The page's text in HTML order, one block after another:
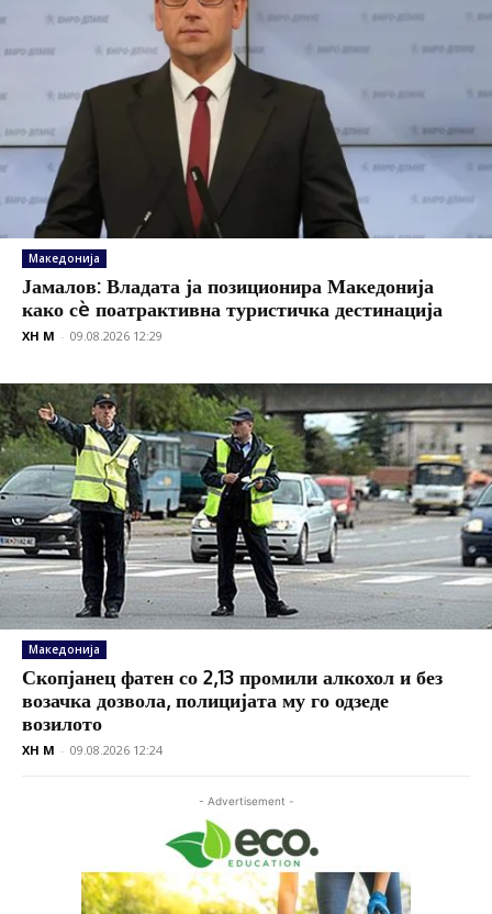
Македонија
Јамалов: Владата ја позиционира Македонија
како сè поатрактивна туристичка дестинација
XH M - 09.08.2026 12:29
Македонија
Скопјанец фатен со 2,13 промили алкохол и без
возачка дозвола, полицијата му го одзеде
возилото
XH M - 09.08.2026 12:24
- Advertisement -